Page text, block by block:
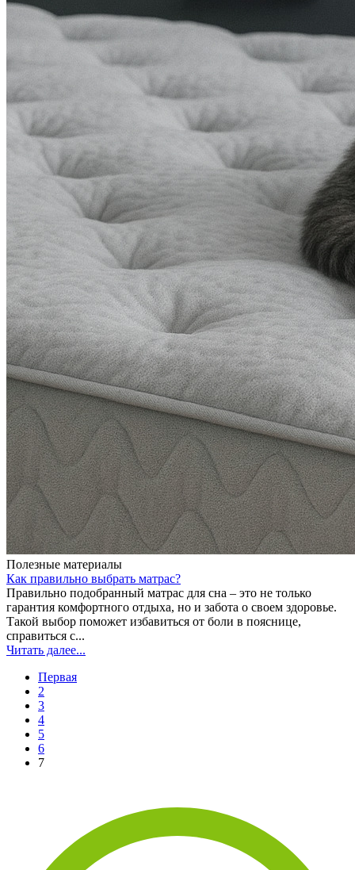
Полезные материалы
Как правильно выбрать матрас?
Правильно подобранный матрас для сна – это не только
гарантия комфортного отдыха, но и забота о своем здоровье.
Такой выбор поможет избавиться от боли в пояснице,
справиться с...
Читать далее...
Первая
2
3
4
5
6
7